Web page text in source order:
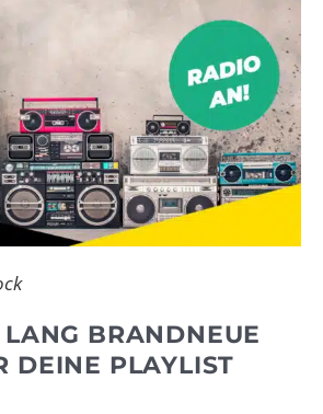
BRANDNEUE
DEINE PLAYLIST